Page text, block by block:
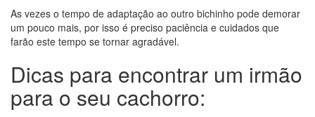
As vezes o tempo de adaptação ao outro bichinho pode demorar
um pouco mais, por isso é preciso paciência e cuidados que
farão este tempo se tornar agradável.
Dicas para encontrar um irmão
para o seu cachorro: